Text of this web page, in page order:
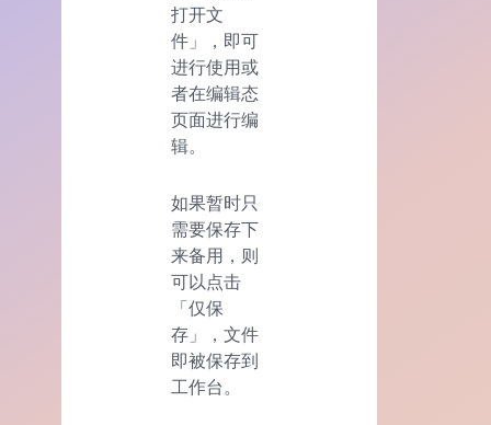
打开文
件」，即可
进行使用或
者在编辑态
页面进行编
辑。
如果暂时只
需要保存下
来备用，则
可以点击
「仅保
存」，文件
即被保存到
工作台。